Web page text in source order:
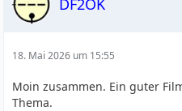
18. Mai 2026 um 15:55
Moin zusammen. Ein guter
Thema.